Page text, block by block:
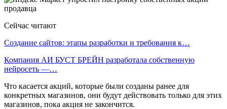
Сейчас читают
Создание сайтов: этапы разработки и требования к…
Компания АИ БУСТ БРЕЙН разработала собственную
нейросеть —…
Что касается акций, которые были созданы ранее для
конкретных магазинов, они будут действовать только для этих
магазинов, пока акция не закончится.